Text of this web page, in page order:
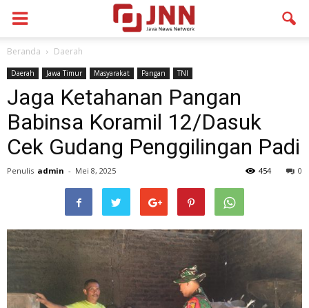
Beranda Daerah
Daerah Jawa Timur Masyarakat Pangan TNI
Jaga Ketahanan Pangan
Babinsa Koramil 12/Dasuk
Cek Gudang Penggilingan Padi
Penulis admin - Mei 8, 2025 0
454